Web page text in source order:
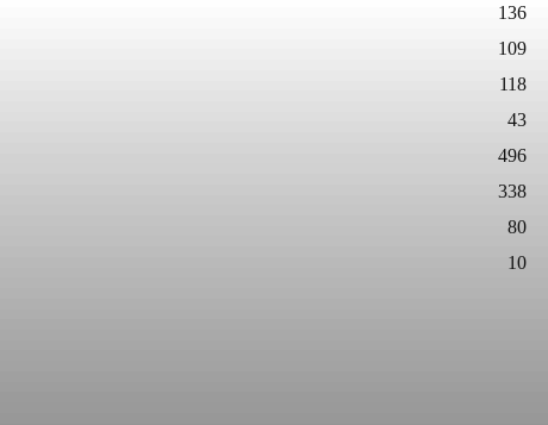
136
109
118
43
496
338
80
10